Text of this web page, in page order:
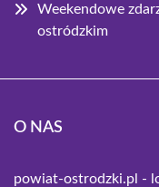
Weekendowe
ostródzkim
O NAS
powiat-ostrodzki.pl -